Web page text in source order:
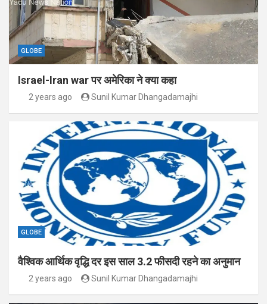
GLOBE
Israel-Iran war पर अमेरिका ने क्या कहा
2 years ago Sunil Kumar Dhangadamajhi
GLOBE
वैश्विक आर्थिक वृद्धि दर इस साल 3.2 फीसदी रहने का अनुमान
2 years ago Sunil Kumar Dhangadamajhi